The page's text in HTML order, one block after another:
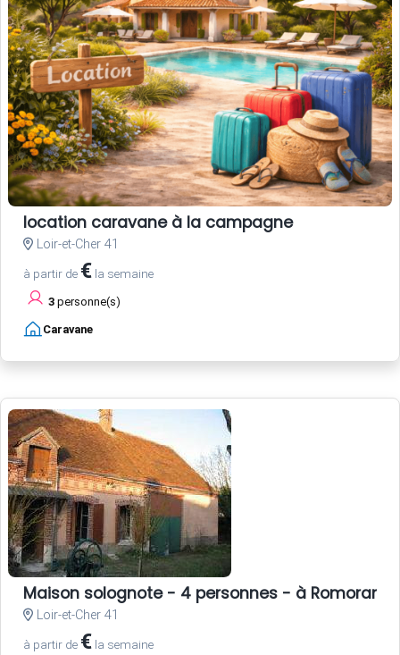
location caravane à la campagne
Loir-et-Cher 41
à partir de € la semaine
3 personne(s)
Caravane
Maison solognote - 4 personnes - à
Loir-et-Cher 41
à partir de € la semaine